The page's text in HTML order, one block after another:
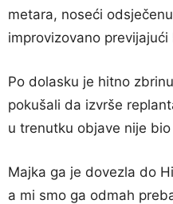
metara, noseći
improvizovano
Po dolasku je hitno
pokušali da izvrše
u trenutku objave nije
Majka ga je dovezla do
a mi smo ga odmah